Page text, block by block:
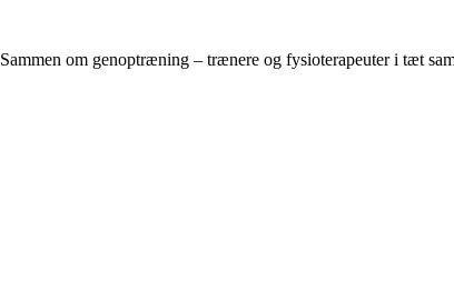
Sammen om genoptræning – trænere og fysioterapeuter i tæt